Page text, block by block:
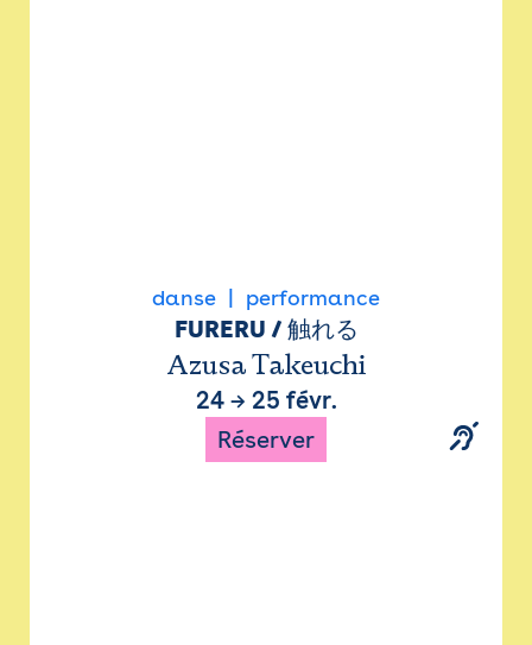
danse performance
FURERU / 触れる
Azusa Takeuchi
24→ 25 févr.
Réserver